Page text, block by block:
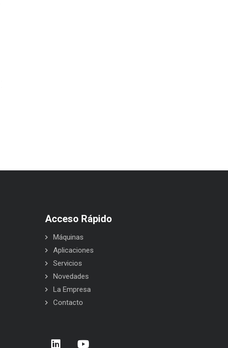
Acceso Rápido
Máquinas
Aplicaciones
Servicios
Novedades
La Empresa
Contacto